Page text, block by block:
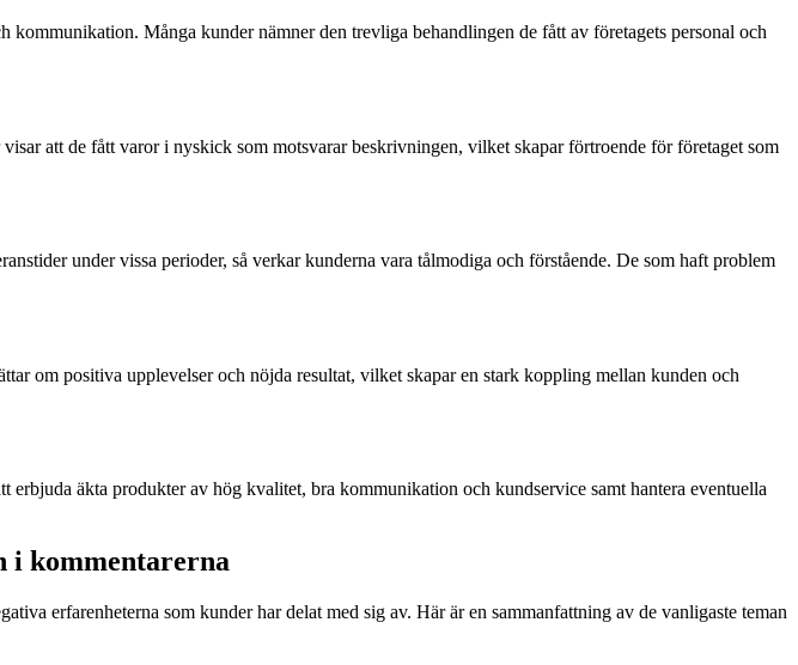
Många kunder nämner den trevliga behandlingen de fått av företagets personal och
att de fått varor i nyskick som motsvarar beskrivningen, vilket skapar förtroende för företaget som
under vissa perioder, så verkar kunderna vara tålmodiga och förstående. De som haft problem
om positiva upplevelser och nöjda resultat, vilket skapar en stark koppling mellan kunden och
äkta produkter av hög kvalitet, bra kommunikation och kundservice samt hantera eventuella
i kommentarerna
erfarenheterna som kunder har delat med sig av. Här är en sammanfattning av de vanligaste teman